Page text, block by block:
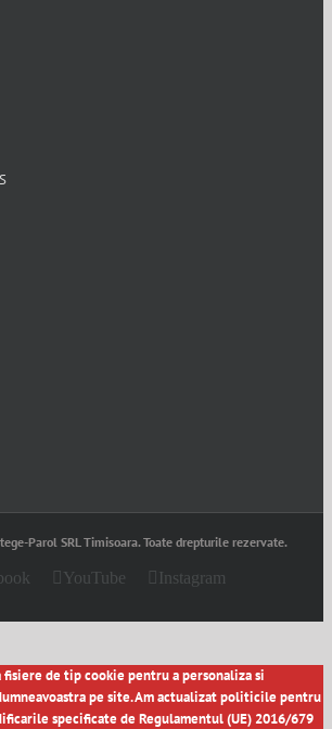
Parol SRL Timisoara. Toate drepturile rezervate.
YouTube Instagram
de tip cookie pentru a personaliza si
pe site. Am actualizat politicile pentru
specificate de Regulamentul (UE) 2016/679